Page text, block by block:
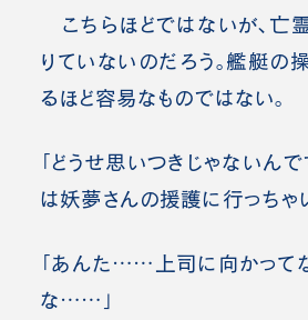
こちらほどではないが、亡
りていないのだろう。艦艇の
るほど容易なものではない。
「どうせ思いつきじゃないん
は妖夢さんの援護に行っちゃ
「あんた……上司に向かって
な……」